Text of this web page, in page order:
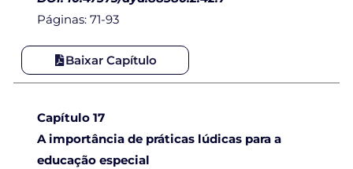
Páginas: 71-93
Baixar Capítulo
Capítulo 17
A importância de práticas lúdicas para a
educação especial